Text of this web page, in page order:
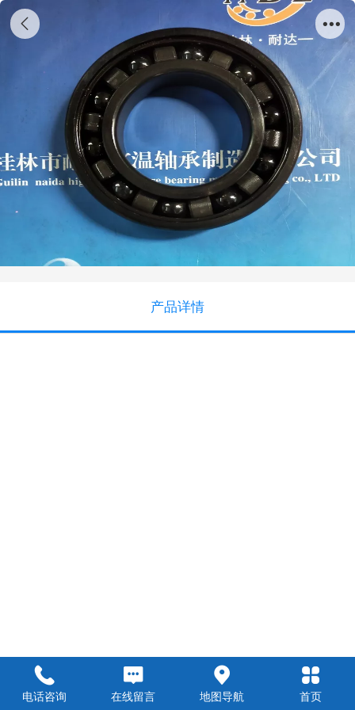
高温VA208型产品
产品详情
电话咨询 在线留言 地图导航 首页